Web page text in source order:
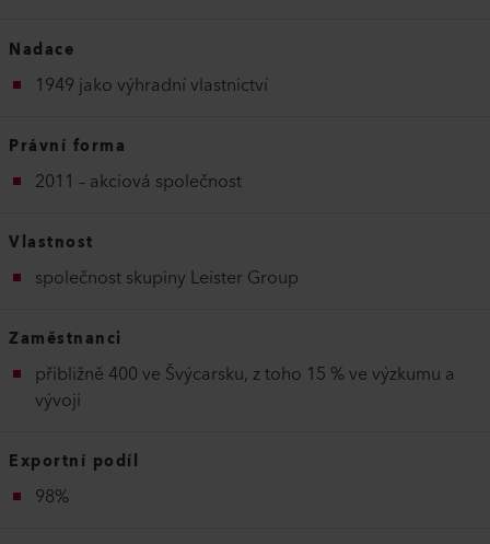
Nadace
1949 jako výhradní vlastnictví
Právní forma
2011 – akciová společnost
Vlastnost
společnost skupiny Leister Group
Zaměstnanci
přibližně 400 ve Švýcarsku, z toho 15 % ve výzkumu a
vývoji
Exportní podíl
98%